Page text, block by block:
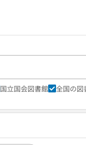
国立国会図書館 全国の図